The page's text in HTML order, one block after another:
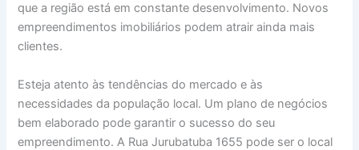
que a região está em constante desenvolvimento. Novos
empreendimentos imobiliários podem atrair ainda mais
clientes.
Esteja atento às tendências do mercado e às
necessidades da população local. Um plano de negócios
bem elaborado pode garantir o sucesso do seu
empreendimento. A Rua Jurubatuba 1655 pode ser o local